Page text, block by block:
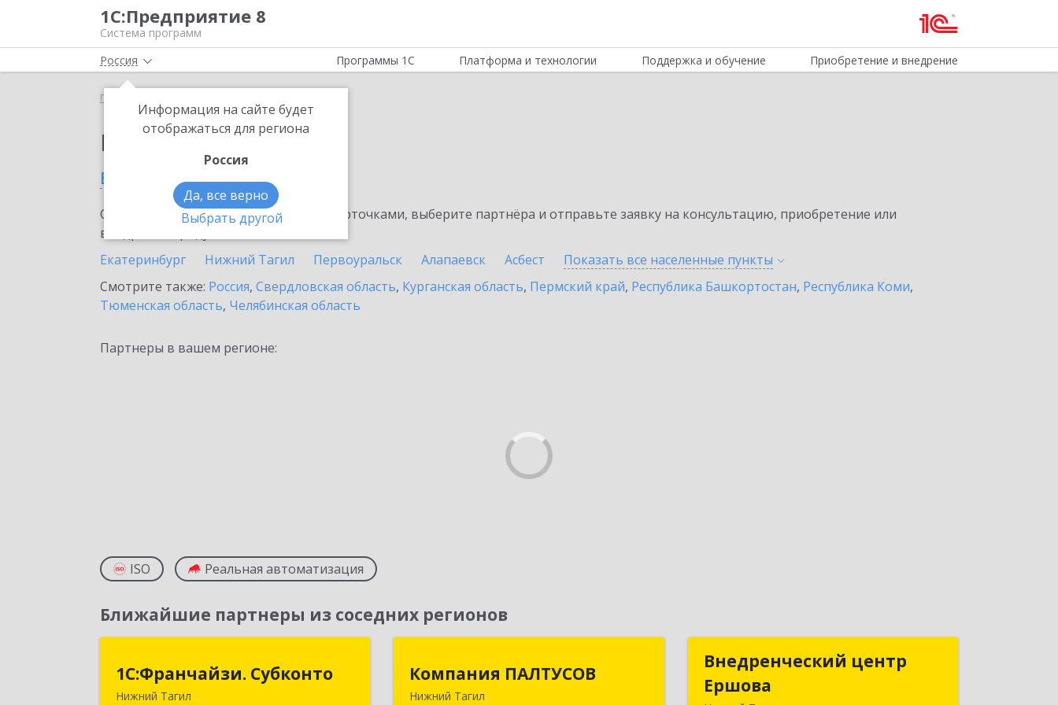
1С:Предприятие 8
Система программ
Россия
Информация на сайте будет
отображаться для региона
Россия
Да, все верно
Выбрать другой
Программы 1С Платформа и технологии Поддержка и обучение Приобретение и внедрение
Главная
Партнеры фирмы 1С
в Верхней Салде
Ознакомьтесь с информационными карточками, выберите партнёра и отправьте заявку на консультацию, приобретение или
внедрение продукта.
Екатеринбург
Нижний Тагил Первоуральск Алапаевск Асбест Показать все населенные пункты
Смотрите также: Россия, Свердловская область, Курганская область, Пермский край, Республика Башкортостан, Республика Коми,
Тюменская область, Челябинская область
Партнеры в вашем регионе:
ISO Реальная автоматизация
Ближайшие партнеры из соседних регионов
1С:Франчайзи. Субконто
Нижний Тагил
1С:Франчайзи. Субконто
622034, Свердловская обл, Нижний
Компания ПАЛТУСОВ
Нижний Тагил
622002, Свердловская обл, Нижний
Внедренческий центр
Ершова
Внедренческий центр